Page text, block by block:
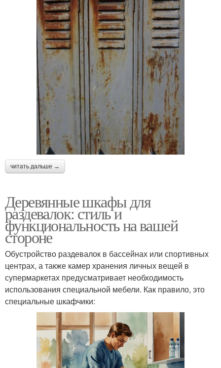
читать дальше →
Деревянные шкафы для
раздевалок: стиль и
функциональность на вашей
стороне
Обустройство раздевалок в бассейнах или спортивных
центрах, а также камер хранения личных вещей в
супермаркетах предусматривает необходимость
использования специальной мебели. Как правило, это
специальные шкафчики: